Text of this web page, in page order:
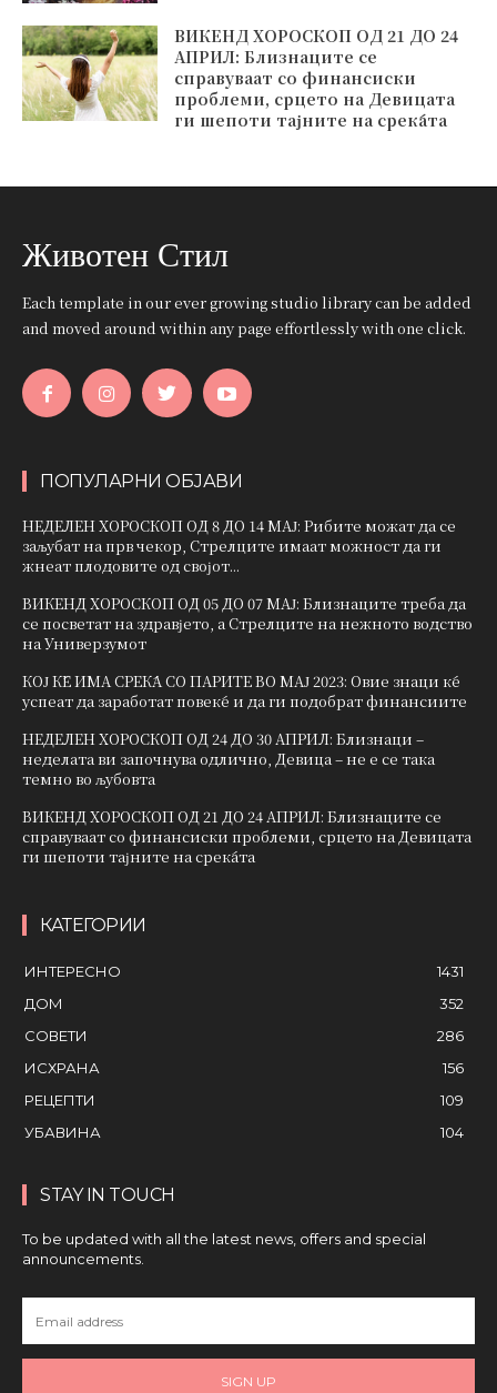
ВИКЕНД ХОРОСКОП ОД 21 ДО 24
АПРИЛ: Близнаците се
справуваат со финансиски
проблеми, срцето на Девицата
ги шепоти тајните на среќата
Животен Стил
Each template in our ever growing studio library can be added
and moved around within any page effortlessly with one click.
ПОПУЛАРНИ ОБЈАВИ
НЕДЕЛЕН ХОРОСКОП ОД 8 ДО 14 МАЈ: Рибите можат да се
заљубат на прв чекор, Стрелците имаат можност да ги
жнеат плодовите од својот...
ВИКЕНД ХОРОСКОП ОД 05 ДО 07 МАЈ: Близнаците треба да
се посветат на здравјето, а Стрелците на нежното водство
на Универзумот
КОЈ ЌЕ ИМА СРЕЌА СО ПАРИТЕ ВО МАЈ 2023: Овие знаци ќе
успеат да заработат повеќе и да ги подобрат финансиите
НЕДЕЛЕН ХОРОСКОП ОД 24 ДО 30 АПРИЛ: Близнаци –
неделата ви започнува одлично, Девица – не е се така
темно во љубовта
ВИКЕНД ХОРОСКОП ОД 21 ДО 24 АПРИЛ: Близнаците се
справуваат со финансиски проблеми, срцето на Девицата
ги шепоти тајните на среќата
КАТЕГОРИИ
ИНТЕРЕСНО
1431
ДОМ
352
СОВЕТИ
286
ИСХРАНА
156
РЕЦЕПТИ
109
УБАВИНА
104
STAY IN TOUCH
To be updated with all the latest news, offers and special
announcements.
SIGN UP